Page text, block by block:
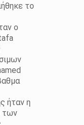
το
ο
ήταν η
των